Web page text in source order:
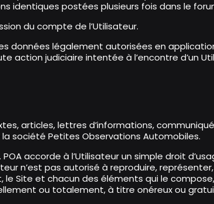
identiques postées plusieurs fois dans le
du compte de l’Utilisateur.
données légalement autorisées en
action judiciaire intentée à l’encontre d’un
articles, lettres d’informations,
société Petites Observations Automobiles.
accorde à l’Utilisateur un simple droit
n’est pas autorisé à reproduire,
Site et chacun des éléments qui le
ou totalement, à titre onéreux ou